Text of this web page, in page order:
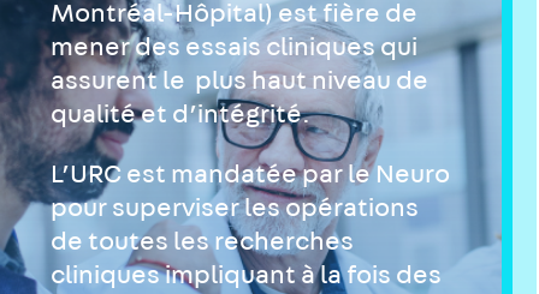
Montréal-Hôpital) est fière de
mener des essais cliniques qui
assurent le plus haut niveau de
qualité et d’intégrité.
L’URC est mandatée par le Neuro
pour superviser les opérations
de toutes les recherches
cliniques impliquant à la fois des